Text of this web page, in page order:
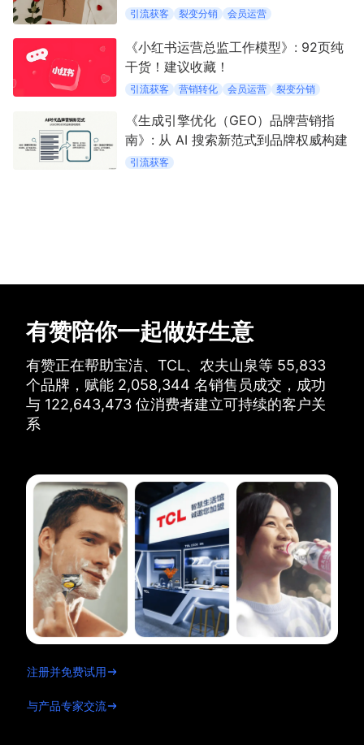
历）
引流获客 裂变分销 会员运营
《小红书运营总监工作模型》: 92页纯
干货！建议收藏！
引流获客 营销转化 会员运营 裂变分销
《生成引擎优化（GEO）品牌营销指
南》: 从 AI 搜索新范式到品牌权威构建
引流获客
有赞陪你一起做好生意
有赞正在帮助宝洁、TCL、农夫山泉等 55,833
个品牌， 赋能 2,058,344 名销售员成交， 成功
与 122,643,473 位消费者建立可持续的客户关
系
注册并免费试用
与产品专家交流